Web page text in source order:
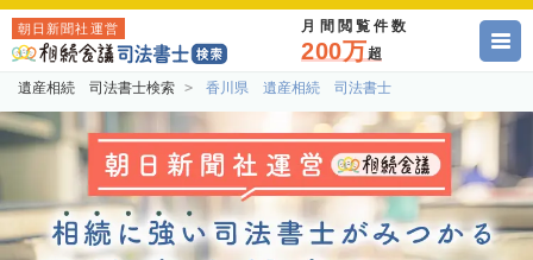
朝日新聞社運営 月間閲覧件数
200万超
遺産相続 司法書士検索 香川県 遺産相続 司法書士